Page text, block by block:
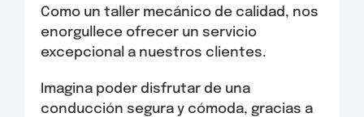
Como un taller mecánico de calidad, nos
enorgullece ofrecer un servicio
excepcional a nuestros clientes.
Imagina poder disfrutar de una
conducción segura y cómoda, gracias a